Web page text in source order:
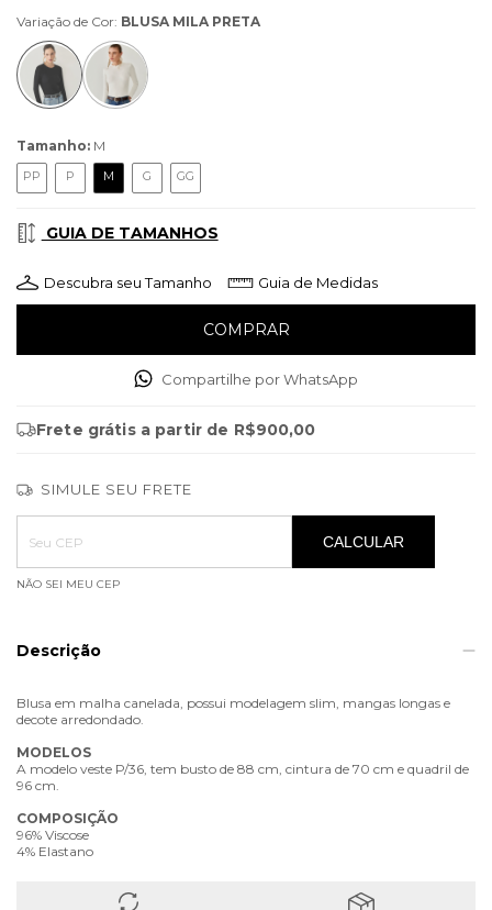
Variação de Cor: BLUSA MILA PRETA
Tamanho: M
PP P M G GG
GUIA DE TAMANHOS
Descubra seu Tamanho Guia de Medidas
Compartilhe por WhatsApp
Frete grátis a partir de R$900,00
SIMULE SEU FRETE
Entregas para o CEP:
ALTERAR CEP
CALCULAR
NÃO SEI MEU CEP
Descrição
Blusa em malha canelada, possui modelagem slim, mangas longas e
decote arredondado.
MODELOS
A modelo veste P/36, tem busto de 88 cm, cintura de 70 cm e quadril de
96 cm.
COMPOSIÇÃO
96% Viscose
4% Elastano